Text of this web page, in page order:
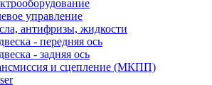
управление
антифризы, жидкости
- передняя ось
- задняя ось
и сцепление (МКПП)